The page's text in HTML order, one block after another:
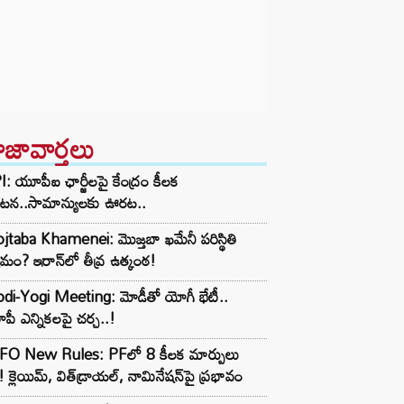
యూపీఐ ఛార్జీలపై కేంద్రం కీలక
ఊరట..
Khamenei: మొజ్తబా ఖమేనీ పరిస్థితి
ఇరాన్‌లో తీవ్ర ఉత్కంఠ!
Yogi Meeting: మోడీతో యోగీ భేటీ..
ఎన్నికలపై చర్చ..!
New Rules: PFలో 8 కీలక మార్పులు
క్లెయిమ్, విత్‌డ్రాయల్, నామినేషన్‌పై ప్రభావం